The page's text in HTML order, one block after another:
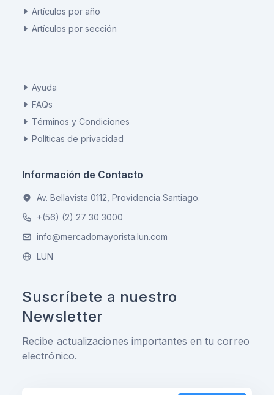
Artículos por año
Artículos por sección
Ayuda
FAQs
Términos y Condiciones
Políticas de privacidad
Información de Contacto
Av. Bellavista 0112, Providencia Santiago.
+(56) (2) 27 30 3000
info@mercadomayorista.lun.com
LUN
Suscríbete a nuestro
Newsletter
Recibe actualizaciones importantes en tu correo
electrónico.